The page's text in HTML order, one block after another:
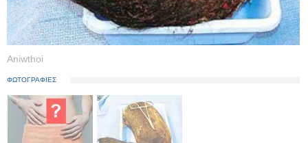
Aniwthoi
ΦΩΤΟΓΡΑΦΙΕΣ